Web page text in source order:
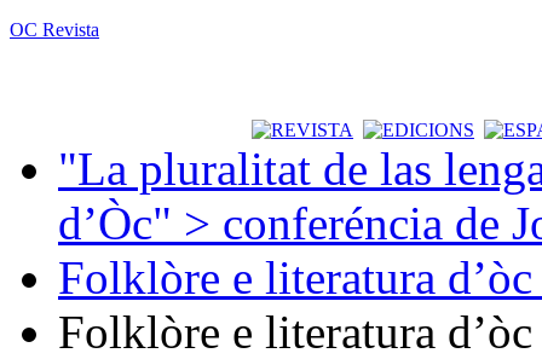
OC Revista
"La pluralitat de las
d’Òc" > conferéncia de
Folklòre e literatura
Folklòre e literatura